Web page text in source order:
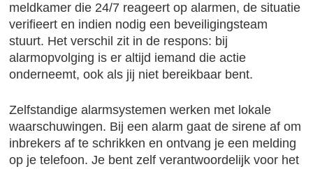
meldkamer die 24/7 reageert op alarmen, de situatie
verifieert en indien nodig een beveiligingsteam
stuurt. Het verschil zit in de respons: bij
alarmopvolging is er altijd iemand die actie
onderneemt, ook als jij niet bereikbaar bent.
Zelfstandige alarmsystemen werken met lokale
waarschuwingen. Bij een alarm gaat de sirene af om
inbrekers af te schrikken en ontvang je een melding
op je telefoon. Je bent zelf verantwoordelijk voor het